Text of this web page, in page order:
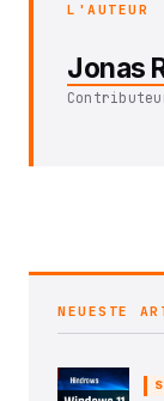
L'AUTEUR
Jonas
NEUESTE